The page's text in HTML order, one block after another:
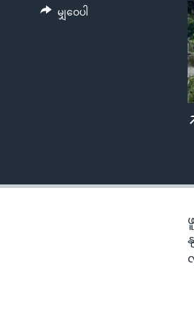
ကျော်
အစ္စရေး-ပါလက်စတိုင်း
အင်္ဂလိပ်စာလေ့လာမယ်
မျှဝေပါ